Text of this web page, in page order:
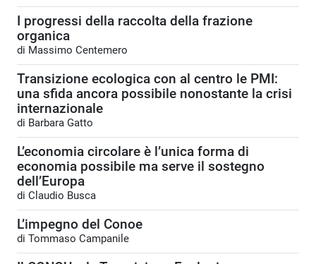
I progressi della raccolta della frazione
organica
di Massimo Centemero
Transizione ecologica con al centro le PMI:
una sfida ancora possibile nonostante la crisi
internazionale
di Barbara Gatto
L’economia circolare è l’unica forma di
economia possibile ma serve il sostegno
dell’Europa
di Claudio Busca
L’impegno del Conoe
di Tommaso Campanile